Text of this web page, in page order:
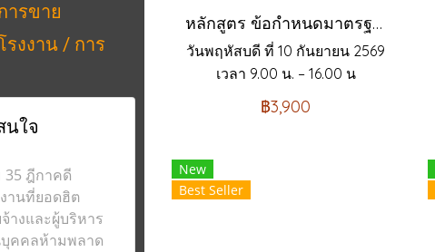
หลักสูตร ข้อกำหนดมาตรฐานสากล ISO9001 version 2026 และการประยุกต์ใช้
วันพฤหัสบดี ที่ 10 กันยายน 2569
เวลา 9.00 น. – 16.00 น
฿3,900
New
Best Seller
ารขาย
งงาน / การ
ใจ
35 ฎีกาคดี
านที่ยอดฮิต
างและผู้บริหาร
คคลห้ามพลาด